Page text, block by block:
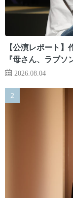
【公演レポート
『母さん、ラブソ
2026.08.04